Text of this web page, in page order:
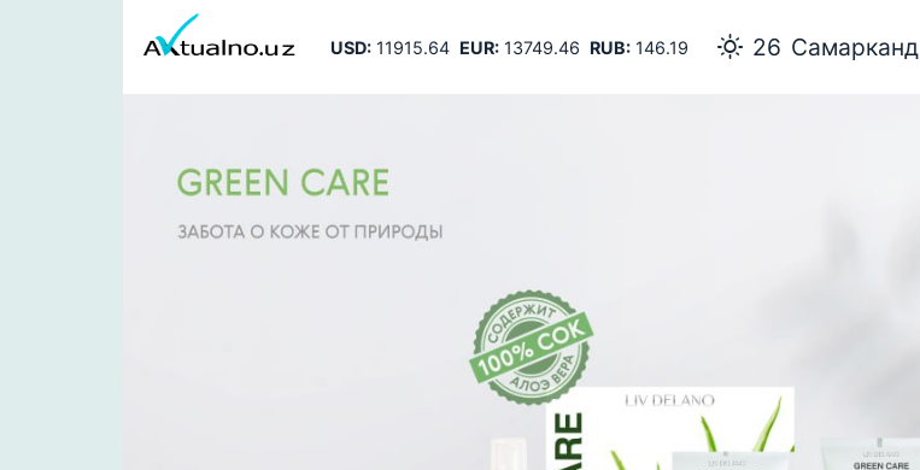
USD:11915.64 EUR:13749.46 RUB:146.19 26 Самарканд